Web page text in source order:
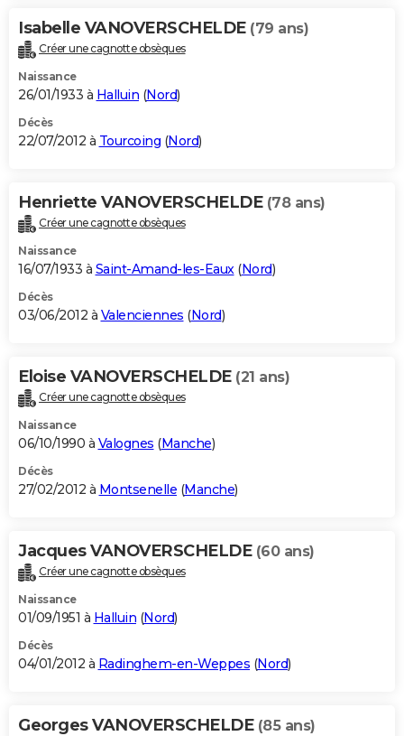
Isabelle VANOVERSCHELDE (79 ans)
Créer une cagnotte obsèques
Naissance
26/01/1933 à Halluin (Nord)
Décès
22/07/2012 à Tourcoing (Nord)
Henriette VANOVERSCHELDE (78 ans)
Créer une cagnotte obsèques
Naissance
16/07/1933 à Saint-Amand-les-Eaux(Nord)
Décès
03/06/2012 à Valenciennes (Nord)
Eloise VANOVERSCHELDE (21 ans)
Créer une cagnotte obsèques
Naissance
06/10/1990 à Valognes (Manche)
Décès
27/02/2012 à Montsenelle (Manche)
Jacques VANOVERSCHELDE (60 ans)
Créer une cagnotte obsèques
Naissance
01/09/1951 à Halluin (Nord)
Décès
04/01/2012 à Radinghem-en-Weppes (Nord)
Georges VANOVERSCHELDE (85 ans)